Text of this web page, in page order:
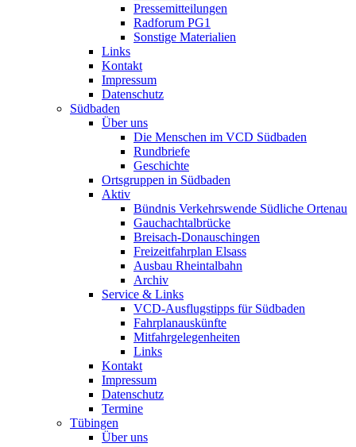
Pressemitteilungen
Radforum PG1
Sonstige Materialien
Links
Kontakt
Impressum
Datenschutz
Südbaden
Über uns
Die Menschen im VCD Südbaden
Rundbriefe
Geschichte
Ortsgruppen in Südbaden
Aktiv
Bündnis Verkehrswende Südliche Ortenau
Gauchachtalbrücke
Breisach-Donauschingen
Freizeitfahrplan Elsass
Ausbau Rheintalbahn
Archiv
Service & Links
VCD-Ausflugstipps für Südbaden
Fahrplanauskünfte
Mitfahrgelegenheiten
Links
Kontakt
Impressum
Datenschutz
Termine
Tübingen
Über uns